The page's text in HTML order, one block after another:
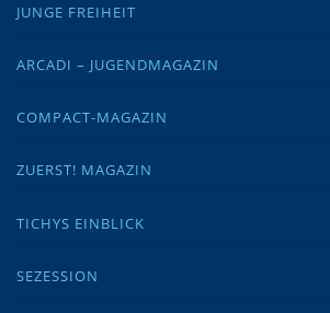
JUNGE FREIHEIT
ARCADI – JUGENDMAGAZIN
COMPACT-MAGAZIN
ZUERST! MAGAZIN
TICHYS EINBLICK
SEZESSION